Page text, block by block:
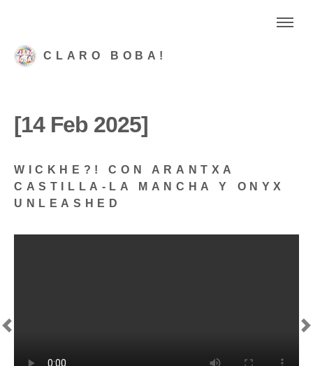
CLARO BOBA!
[14 Feb 2025]
WICKHE?! CON ARANTXA
CASTILLA-LA MANCHA Y ONYX
UNLEASHED
Previous